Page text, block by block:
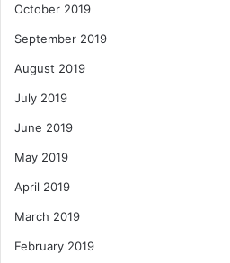
October 2019
September 2019
August 2019
July 2019
June 2019
May 2019
April 2019
March 2019
February 2019